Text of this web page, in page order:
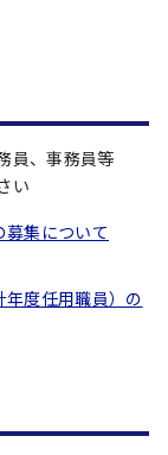
員、事務員等
い
集について
度任用職員）の